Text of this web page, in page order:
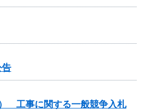
告
工事に関する一般競争入札